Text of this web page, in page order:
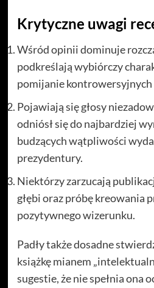
Krytyczne uwagi
Wśród opinii dominuje
podkreślają wybiórczy
pomijanie
Pojawiają się głosy
odniósł się do najbardziej
budzących wątpliwości
prezydentury.
Niektórzy zarzucają
głębi oraz próbę kreowania
pozytywnego wizerunku.
Padły także dosadne
książkę mianem
sugestie, że nie spełnia ona